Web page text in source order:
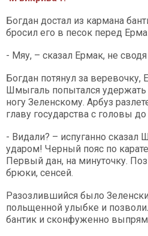
Богдан достал из кармана
бросил его в песок перед
- Мяу, – сказал Ермак, не сводя
Богдан потянул за веревочку,
Шмыгаль попытался удержать
ногу Зеленскому. Арбуз
главу государства с головы
- Видали? – испуганно
ударом! Черный пояс по
Первый дан, на минуточку.
брюки, сенсей.
Разозлившийся было
польщенной улыбке и
бантик и сконфуженно